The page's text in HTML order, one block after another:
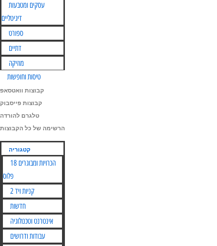
עסקים ומטבעות
דיגיטליים
ספורט
דתיים
מוזיקה
טיסות וחופשות
קבוצות וואטסאפ
קבוצות פייסבוק
טלגרם להורדה
הרשימה של כל הקבוצות
קטגוריה
הכרויות ומבוגרים 18
פלוס
קניות ויד 2
חדשות
אינטרנט וטכנולוגיה
עבודות ודרושים